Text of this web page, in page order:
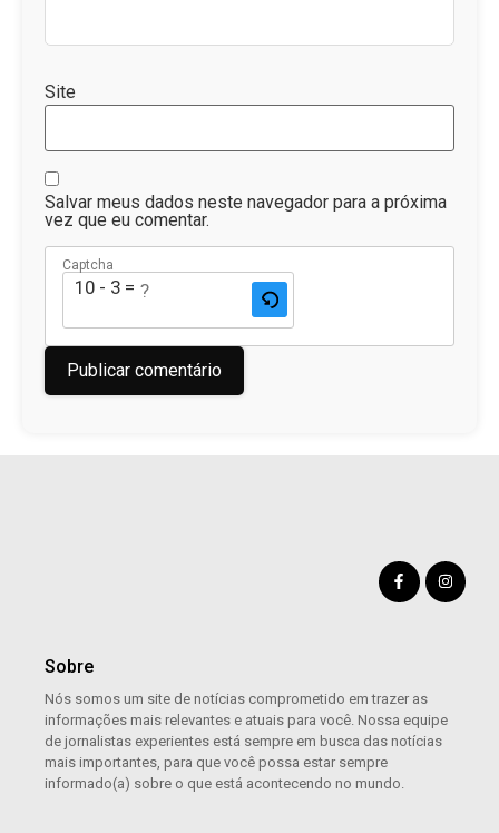
Site
Salvar meus dados neste navegador para a próxima
vez que eu comentar.
Captcha
10 - 3 = ?
Sobre
Nós somos um site de notícias comprometido em trazer as
informações mais relevantes e atuais para você. Nossa equipe
de jornalistas experientes está sempre em busca das notícias
mais importantes, para que você possa estar sempre
informado(a) sobre o que está acontecendo no mundo.